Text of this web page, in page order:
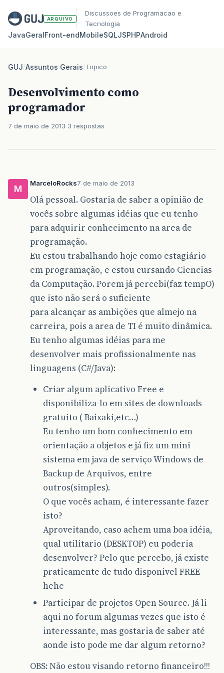
ARQUIVO
Discussoes de Programacao e
Tecnologia
JavaGeralFront‑endMobileSQLJSPHPAndroid
GUJ/Assuntos Gerais/Topico
Desenvolvimento como
programador
7 de maio de 2013 3 respostas
M
MarceloRocks7 de maio de 2013
Olá pessoal. Gostaria de saber a opinião de
vocês sobre algumas idéias que eu tenho
para adquirir conhecimento na area de
programação.
Eu estou trabalhando hoje como estagiário
em programação, e estou cursando Ciencias
da Computação. Porem já percebi(faz tempO)
que isto não será o suficiente
para alcançar as ambições que almejo na
carreira, pois a area de TI é muito dinâmica.
Eu tenho algumas idéias para me
desenvolver mais profissionalmente nas
linguagens (C#/Java):
Criar algum aplicativo Free e
disponibiliza-lo em sites de downloads
gratuito ( Baixaki,etc…)
Eu tenho um bom conhecimento em
orientação a objetos e já fiz um mini
sistema em java de serviço Windows de
Backup de Arquivos, entre
outros(simples).
O que vocês acham, é interessante fazer
isto?
Aproveitando, caso achem uma boa idéia,
qual utilitario (DESKTOP) eu poderia
desenvolver? Pelo que percebo, já existe
praticamente de tudo disponivel FREE
hehe
Participar de projetos Open Source. Já li
aqui no forum algumas vezes que isto é
interessante, mas gostaria de saber até
aonde isto pode me dar algum retorno?
OBS: Não estou visando retorno financeiro!!!